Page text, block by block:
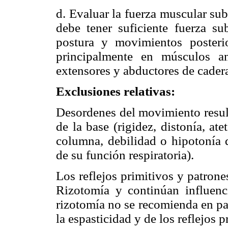
d. Evaluar la fuerza muscular
debe tener suficiente fuerza
postura y movimientos
principalmente en músculos
extensores y abductores de
Exclusiones relativas:
Desordenes del movimiento
de la base (rigidez, distonía,
columna, debilidad o hipotonía
de su función respiratoria).
Los reflejos primitivos y
Rizotomía y continúan
rizotomía no se recomienda en
la espasticidad y de los reflejos